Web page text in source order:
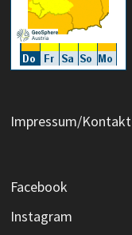
Impressum/Kontakt
Facebook
Instagram